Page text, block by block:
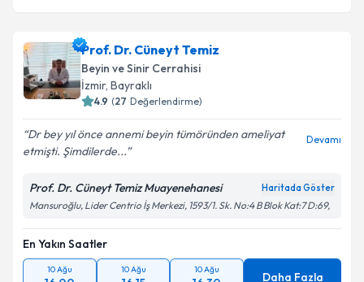
Prof. Dr. Cüneyt Temiz
Beyin ve Sinir Cerrahisi
İzmir, Bayraklı
4.9 (27 Değerlendirme)
Dr bey yıl önce annemi beyin tümöründen ameliyat
etmişti. Şimdilerde...
Devamı
Prof. Dr. Cüneyt Temiz Muayenehanesi Haritada Göster
Mansuroğlu, Lider Centrio İş Merkezi, 1593/1. Sk. No:4 B Blok Kat:7 D:69,
En Yakın Saatler
10 Ağu 10 Ağu 10 Ağu
Daha Fazla